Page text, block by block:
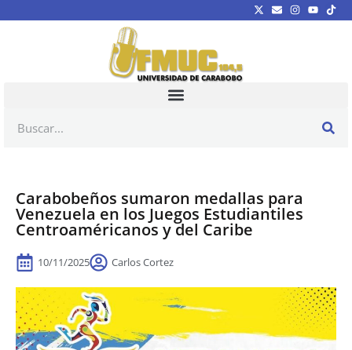
Carabobeños sumaron medallas para
Venezuela en los Juegos Estudiantiles
Centroaméricanos y del Caribe
10/11/2025 Carlos Cortez